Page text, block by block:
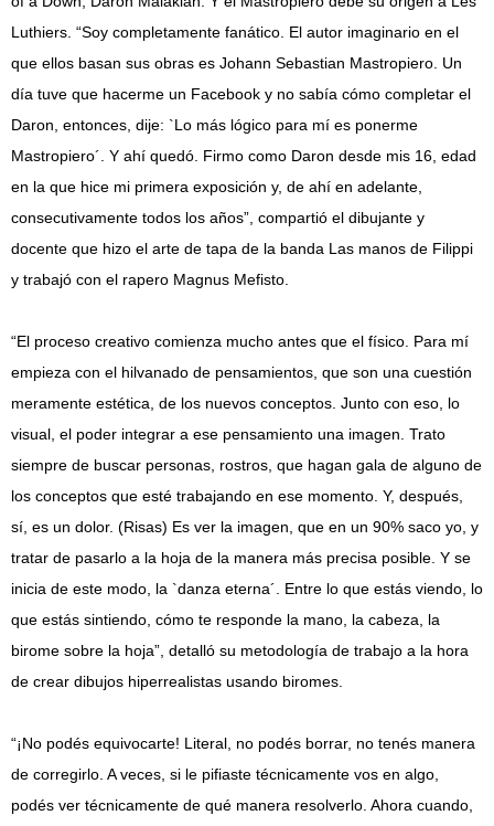
Luthiers. “Soy completamente fanático. El autor imaginario en el
que ellos basan sus obras es Johann Sebastian Mastropiero. Un
día tuve que hacerme un Facebook y no sabía cómo completar el
Daron, entonces, dije: `Lo más lógico para mí es ponerme
Mastropiero´. Y ahí quedó. Firmo como Daron desde mis 16, edad
en la que hice mi primera exposición y, de ahí en adelante,
consecutivamente todos los años”, compartió el dibujante y
docente que hizo el arte de tapa de la banda Las manos de Filippi
y trabajó con el rapero Magnus Mefisto.
“El proceso creativo comienza mucho antes que el físico. Para mí
empieza con el hilvanado de pensamientos, que son una cuestión
meramente estética, de los nuevos conceptos. Junto con eso, lo
visual, el poder integrar a ese pensamiento una imagen. Trato
siempre de buscar personas, rostros, que hagan gala de alguno de
los conceptos que esté trabajando en ese momento. Y, después,
sí, es un dolor. (Risas) Es ver la imagen, que en un 90% saco yo, y
tratar de pasarlo a la hoja de la manera más precisa posible. Y se
inicia de este modo, la `danza eterna´. Entre lo que estás viendo, lo
que estás sintiendo, cómo te responde la mano, la cabeza, la
birome sobre la hoja”, detalló su metodología de trabajo a la hora
de crear dibujos hiperrealistas usando biromes.
“¡No podés equivocarte! Literal, no podés borrar, no tenés manera
de corregirlo. A veces, si le pifiaste técnicamente vos en algo,
podés ver técnicamente de qué manera resolverlo. Ahora cuando,